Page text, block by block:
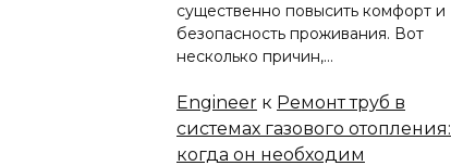
существенно повысить комфорт и
безопасность проживания. Вот
несколько причин,…
Engineer к Ремонт труб в
системах газового отопления:
когда он необходим